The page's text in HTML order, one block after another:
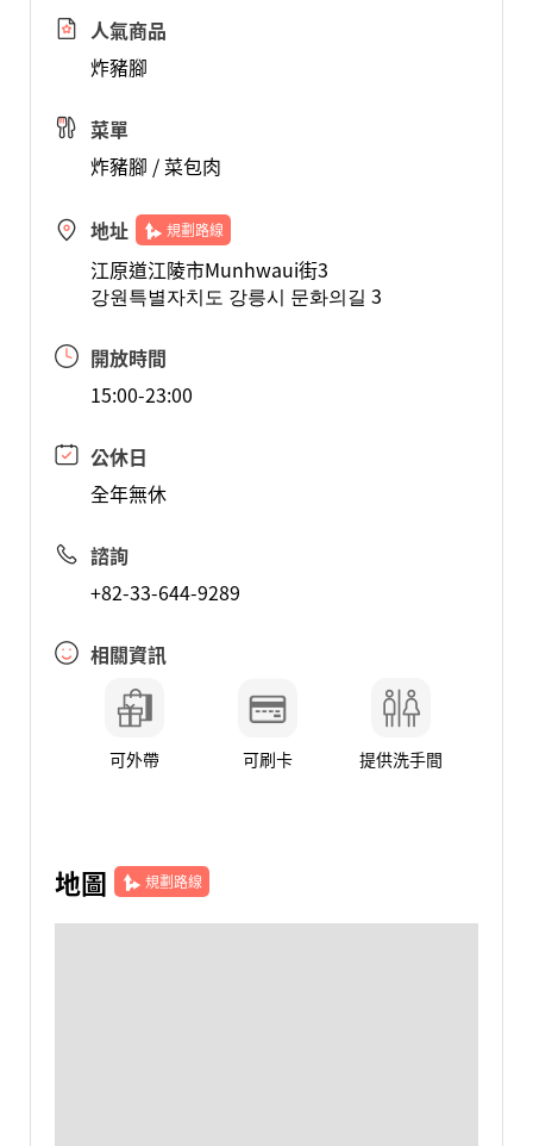
人氣商品
炸豬腳
菜單
炸豬腳 / 菜包肉
地址 規劃路線
江原道江陵市Munhwaui街3
강원특별자치도 강릉시 문화의길 3
開放時間
15:00-23:00
公休日
全年無休
諮詢
+82-33-644-9289
相關資訊
可外帶 可刷卡 提供洗手間
地圖 規劃路線